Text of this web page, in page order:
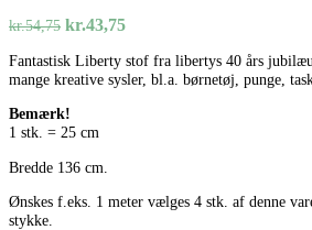
kr.54,75 Den
pris
var:
kr.54,75.
kr.43,75Den
pris
er:
Fantastisk Liberty stof fra libertys 40 års
mange kreative sysler, bl.a. børnetøj, punge,
Bemærk!
1 stk. = 25 cm
Bredde 136 cm.
Ønskes f.eks. 1 meter vælges 4 stk. af denne
stykke.